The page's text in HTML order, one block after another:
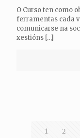
O Curso ten como
ferramentas cada
comunicarse na
xestións[…]
1 2